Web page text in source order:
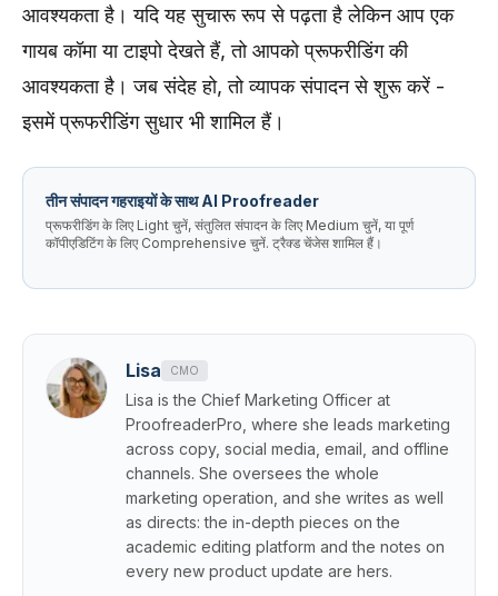
आवश्यकता है। यदि यह सुचारू रूप से पढ़ता है लेकिन आप एक
गायब कॉमा या टाइपो देखते हैं, तो आपको प्रूफरीडिंग की
आवश्यकता है। जब संदेह हो, तो व्यापक संपादन से शुरू करें -
इसमें प्रूफरीडिंग सुधार भी शामिल हैं।
तीन संपादन गहराइयों के साथ AI Proofreader
प्रूफरीडिंग के लिए Light चुनें, संतुलित संपादन के लिए Medium चुनें, या पूर्ण
कॉपीएडिटिंग के लिए Comprehensive चुनें. ट्रैक्ड चेंजेस शामिल हैं।
Lisa CMO
Lisa is the Chief Marketing Officer at
ProofreaderPro, where she leads marketing
across copy, social media, email, and offline
channels. She oversees the whole
marketing operation, and she writes as well
as directs: the in-depth pieces on the
academic editing platform and the notes on
every new product update are hers.